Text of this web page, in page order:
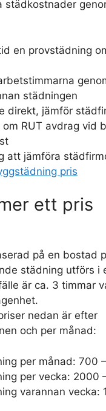
städkostnader
en provstädning
städningen
direkt, jämför
RUT avdrag vid
att jämföra
pris
ett pris
på en bostad
städning utförs i
är ca. 3 timmar
nedan är efter
och per månad:
per månad: 700
per vecka: 2000
varannan vecka: